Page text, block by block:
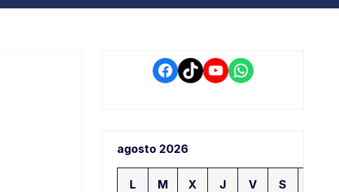
Facebook
TikTokYouTube
WhatsApp
agosto 2026
L M X J V S